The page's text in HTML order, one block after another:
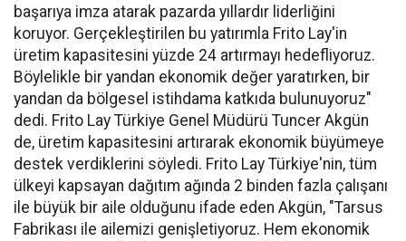
başarıya imza atarak pazarda yıllardır liderliğini
koruyor. Gerçekleştirilen bu yatırımla Frito Lay'in
üretim kapasitesini yüzde 24 artırmayı hedefliyoruz.
Böylelikle bir yandan ekonomik değer yaratırken, bir
yandan da bölgesel istihdama katkıda bulunuyoruz"
dedi. Frito Lay Türkiye Genel Müdürü Tuncer Akgün
de, üretim kapasitesini artırarak ekonomik büyümeye
destek verdiklerini söyledi. Frito Lay Türkiye'nin, tüm
ülkeyi kapsayan dağıtım ağında 2 binden fazla çalışanı
ile büyük bir aile olduğunu ifade eden Akgün, "Tarsus
Fabrikası ile ailemizi genişletiyoruz. Hem ekonomik